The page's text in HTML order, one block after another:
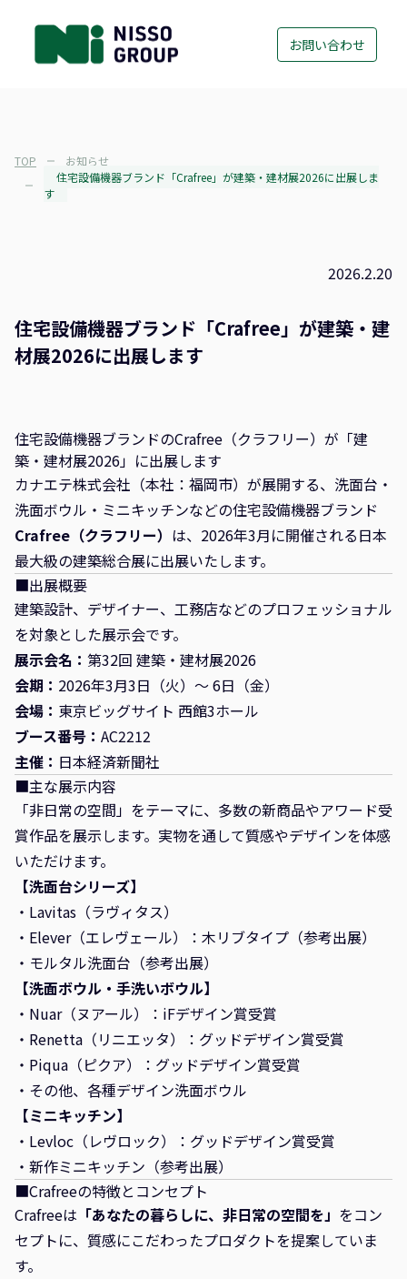
お問い合わせ
TOP
お知らせ
住宅設備機器ブランド「Crafree」が建築・建材展2026に出展しま
す
2026.2.20
住宅設備機器ブランド「Crafree」が建築・建
材展2026に出展します
住宅設備機器ブランドのCrafree（クラフリー）が「建
築・建材展2026」に出展します
カナエテ株式会社（本社：福岡市）が展開する、洗面台・
洗面ボウル・ミニキッチンなどの住宅設備機器ブランド
Crafree（クラフリー） は、2026年3月に開催される日本
最大級の建築総合展に出展いたします。
■出展概要
建築設計、デザイナー、工務店などのプロフェッショナル
を対象とした展示会です。
展示会名： 第32回 建築・建材展2026
会期： 2026年3月3日（火）～ 6日（金）
会場： 東京ビッグサイト 西館3ホール
ブース番号： AC2212
主催： 日本経済新聞社
■主な展示内容
「非日常の空間」をテーマに、多数の新商品やアワード受
賞作品を展示します。実物を通して質感やデザインを体感
いただけます。
【洗面台シリーズ】
・Lavitas（ラヴィタス）
・Elever（エレヴェール）：木リブタイプ（参考出展）
・モルタル洗面台（参考出展）
【洗面ボウル・手洗いボウル】
・Nuar（ヌアール）：iFデザイン賞受賞
・Renetta（リニエッタ）：グッドデザイン賞受賞
・Piqua（ピクア）：グッドデザイン賞受賞
・その他、各種デザイン洗面ボウル
【ミニキッチン】
・Levloc（レヴロック）：グッドデザイン賞受賞
・新作ミニキッチン（参考出展）
■Crafreeの特徴とコンセプト
Crafreeは 「あなたの暮らしに、非日常の空間を」 をコン
セプトに、質感にこだわったプロダクトを提案していま
す。